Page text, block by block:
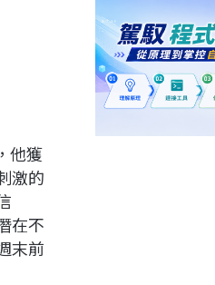
他獲
激的
在不
末前